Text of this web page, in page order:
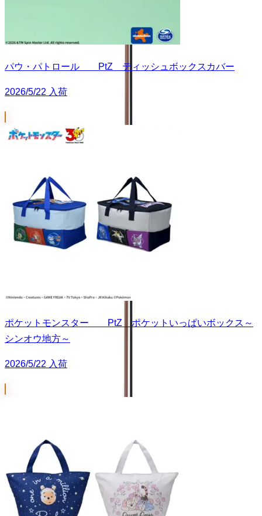
パウ・パトロール PtZ ティッシュボックスカバー
2026/5/22 入荷
ポケットモンスター PtZ ポケットいっぱいボックス～
シンオウ地方～
2026/5/22 入荷